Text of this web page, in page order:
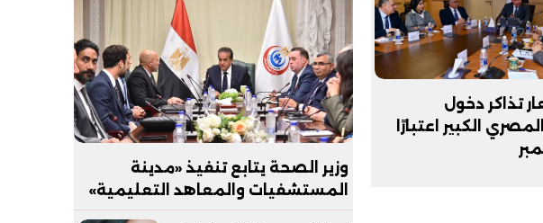
تذاكر دخول
الكبير اعتبارًا
وزير الصحة يتابع تنفيذ «مدينة
المستشفيات والمعاهد التعليمية»
بالعاصمة الجديدة